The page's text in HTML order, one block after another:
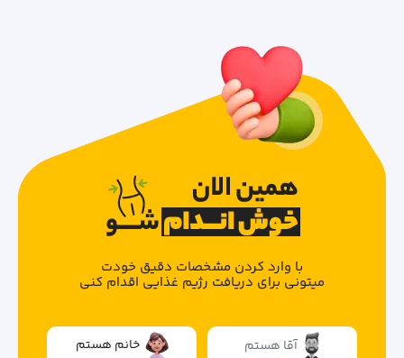
با وارد کردن مشخصات دقیق خودت
میتونی برای دریافت رژیم غذایی اقدام کنی
آقا هستم خانم هستم